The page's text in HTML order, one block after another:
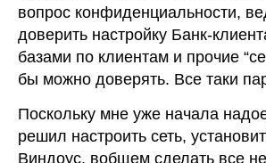
вопрос конфиденциальности,
доверить настройку Банк-
базами по клиентам и прочие
бы можно доверять. Все таки
Поскольку мне уже начала
решил настроить сеть,
Виндоус, вобщем сделать все